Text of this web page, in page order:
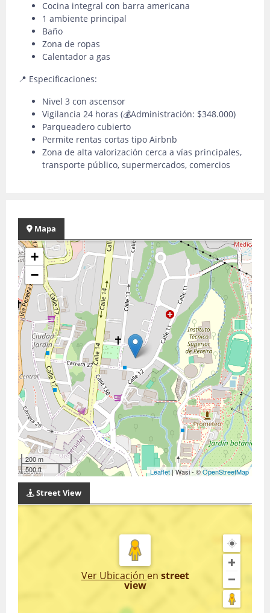
Cocina integral con barra americana
1 ambiente principal
Baño
Zona de ropas
Calentador a gas
📍 Especificaciones:
Nivel 3 con ascensor
Vigilancia 24 horas (💰Administración: $348.000)
Parqueadero cubierto
Permite rentas cortas tipo Airbnb
Zona de alta valorización cerca a vías principales,
transporte público, supermercados, comercios
Mapa
+
−
200 m
500 ft
Leaflet | Wasi - ©OpenStreetMap
Street View
Ver Ubicación en street
view